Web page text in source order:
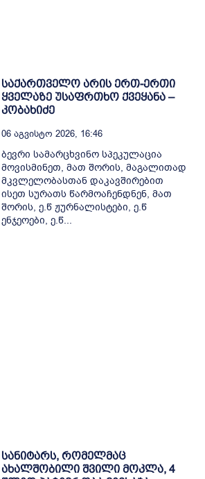
საქართველო არის ერთ-ერთი
ყველაზე უსაფრთხო ქვეყანა –
კობახიძე
06 Აგვისტო 2026, 16:46
ბევრი სამარცხვინო სპეკულაცია
მოვისმინეთ, მათ შორის, მაგალითად
მკვლელობასთან დაკავშირებით
ისეთ სურათს წარმოაჩენდნენ, მათ
შორის, ე.წ ჟურნალისტები, ე.წ
ენჯეოები, ე.წ...
სანიტარს, რომელმაც
ახალშობილი შვილი მოკლა, 4